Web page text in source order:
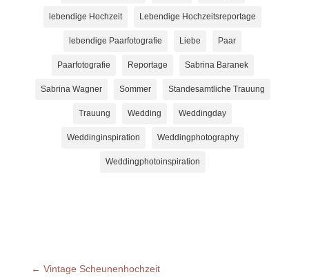
lebendige Hochzeit Lebendige Hochzeitsreportage
lebendige Paarfotografie Liebe Paar
Paarfotografie Reportage Sabrina Baranek
Sabrina Wagner Sommer Standesamtliche Trauung
Trauung Wedding Weddingday
Weddinginspiration Weddingphotography
Weddingphotoinspiration
← Vintage Scheunenhochzeit